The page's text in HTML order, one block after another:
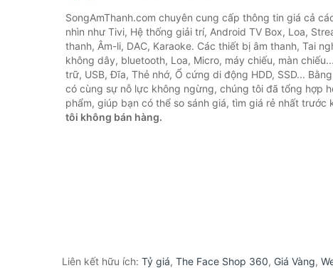
SongAmThanh.com chuyên cung cấp thông tin giá cả
nhìn như Tivi, Hệ thống giải trí, Android TV Box, Loa,
thanh, Âm-li, DAC, Karaoke. Các thiết bị âm thanh, Tai
không dây, bluetooth, Loa, Micro, máy chiếu, màn
trữ, USB, Đĩa, Thẻ nhớ, Ổ cứng di động HDD, SSD...
có cùng sự nỗ lực không ngừng, chúng tôi đã tổng hợp
phẩm, giúp bạn có thể so sánh giá, tìm giá rẻ nhất trước
tôi không bán hàng.
Liên kết hữu ích: Tỷ giá, The Face Shop 360, Giá Vàng,